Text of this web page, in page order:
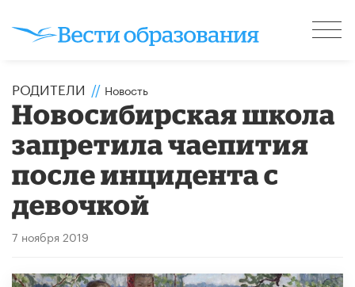
РОДИТЕЛИ // Новость
Новосибирская школа
запретила чаепития
после инцидента с
девочкой
7 ноября 2019